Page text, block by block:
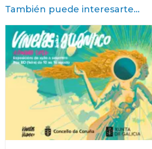
También puede interesarte...